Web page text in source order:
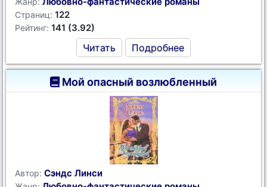
Страниц: 122
Рейтинг: 141 (3.92)
Читать Подробнее
Мой опасный возлюбленный
Автор: Сэндс Линси